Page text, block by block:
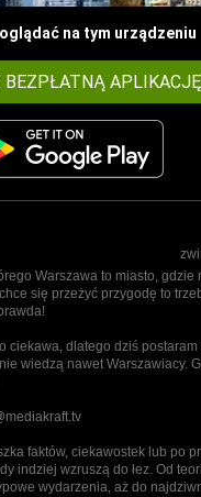
na tym urządzeniu
BEZPŁATNĄ APLIKACJĘ
Warszawa to miasto, gdzie
się przeżyć przygodę to
ciekawa, dlatego dziś
wiedzą nawet Warszawiacy.
faktów, ciekawostek lub po
indziej wzruszą do łez. Od
wydarzenia, aż do